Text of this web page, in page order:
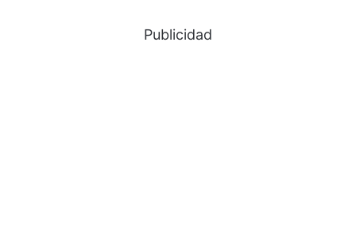
Publicidad